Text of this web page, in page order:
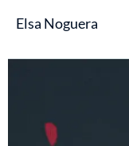
Elsa Noguera